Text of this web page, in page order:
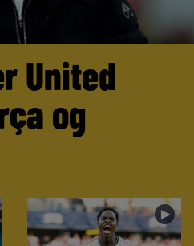
United
og
►